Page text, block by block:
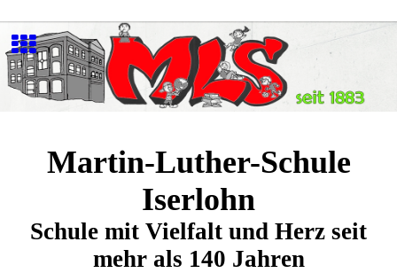
Martin-Luther-Schule
Iserlohn
Schule mit Vielfalt und Herz seit
mehr als 140 Jahren